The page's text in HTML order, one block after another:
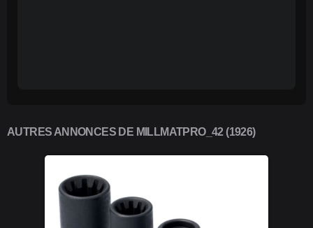
AUTRES ANNONCES DE MILLMATPRO_42 (1926)